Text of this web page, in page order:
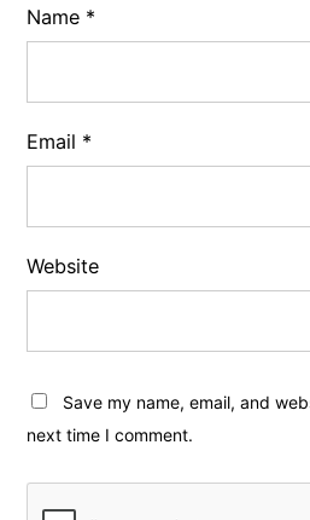
Name *
Email *
Website
Save my name, email, and
next time I comment.